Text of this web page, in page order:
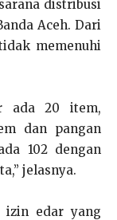
distribusi
Aceh. Dari
memenuhi
ada 20 item,
dan pangan
102 dengan
jelasnya.
izin edar yang